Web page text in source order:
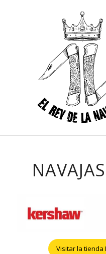
Visitar la tienda